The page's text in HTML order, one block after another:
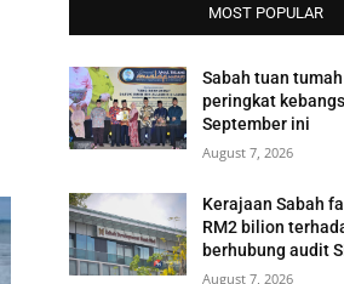
MOST POPULAR
Sabah tuan
peringkat
September ini
August 7, 2026
Kerajaan Sabah
RM2 bilion
berhubung audit
August 7, 2026